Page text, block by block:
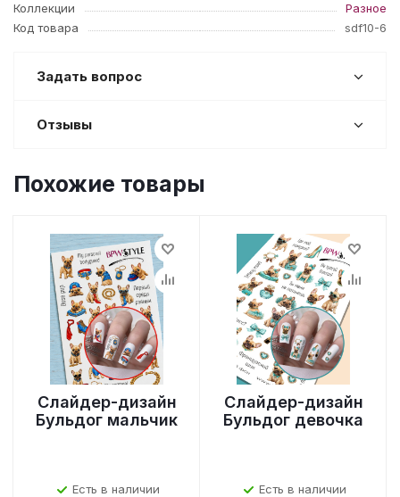
Коллекции
Разное
Код товара
sdf10-6
Задать вопрос
Отзывы
Похожие товары
Слайдер-дизайн
Бульдог мальчик
Есть в наличии
Слайдер-дизайн
Бульдог девочка
Есть в наличии